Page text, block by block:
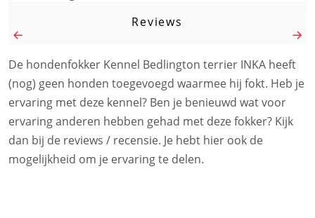
Reviews
De hondenfokker Kennel Bedlington terrier INKA heeft
(nog) geen honden toegevoegd waarmee hij fokt. Heb je
ervaring met deze kennel? Ben je benieuwd wat voor
ervaring anderen hebben gehad met deze fokker? Kijk
dan bij de reviews / recensie. Je hebt hier ook de
mogelijkheid om je ervaring te delen.